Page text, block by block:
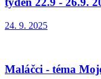
24. 9. 2025
Maláčci - téma